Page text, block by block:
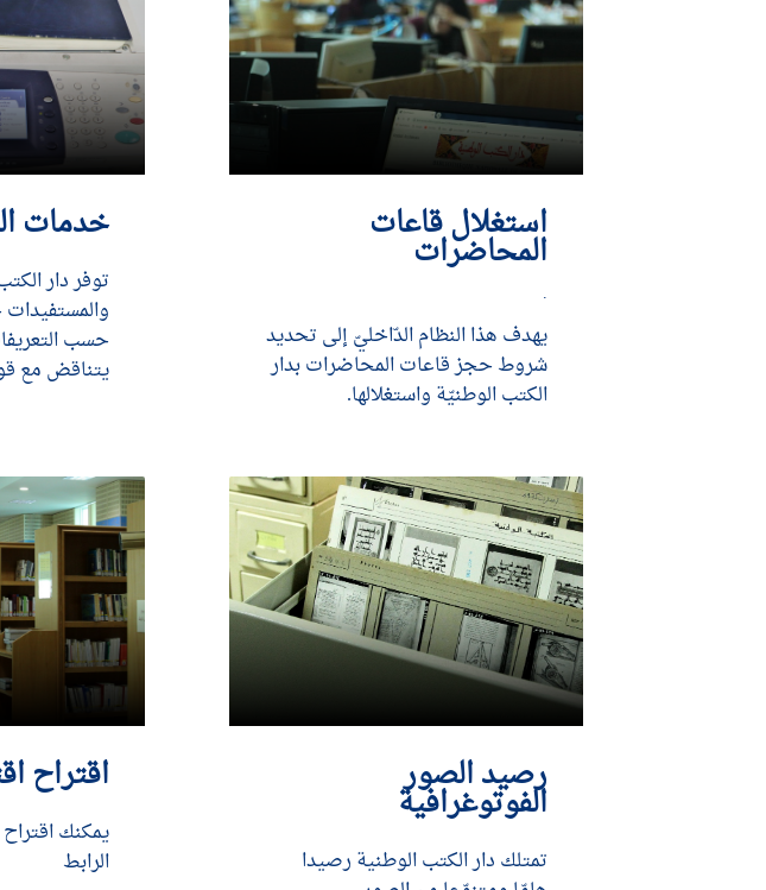
استغلال قاعات
المحاضرات
.
يهدف هذا النظام الدّاخليّ إلى تحديد
شروط حجز قاعات المحاضرات بدار
الكتب الوطنيّة واستغلالها.
خدمات
توفر دار
حسب
يتناقض مع
رصيد الصور
الفوتوغرافية
تمتلك دار الكتب الوطنية رصيدا
اقتراح
يمكنك
الرابط